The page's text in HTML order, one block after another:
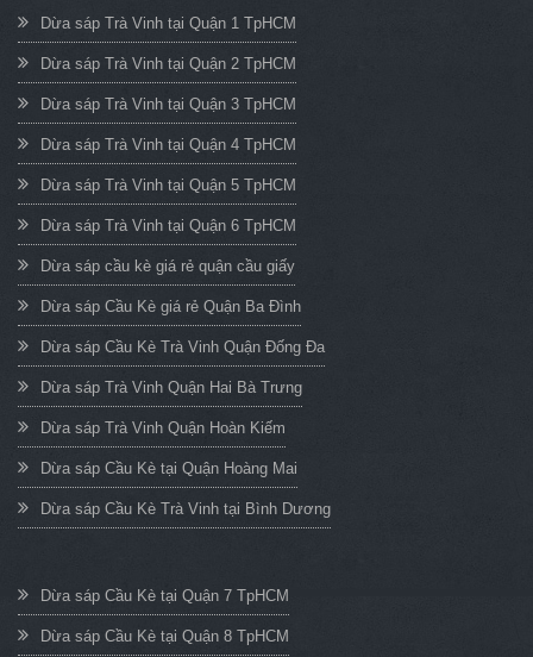
Dừa sáp Trà Vinh tại Quận 1 TpHCM
Dừa sáp Trà Vinh tại Quận 2 TpHCM
Dừa sáp Trà Vinh tại Quận 3 TpHCM
Dừa sáp Trà Vinh tại Quận 4 TpHCM
Dừa sáp Trà Vinh tại Quận 5 TpHCM
Dừa sáp Trà Vinh tại Quận 6 TpHCM
Dừa sáp cầu kè giá rẻ quận cầu giấy
Dừa sáp Cầu Kè giá rẻ Quận Ba Đình
Dừa sáp Cầu Kè Trà Vinh Quận Đống Đa
Dừa sáp Trà Vinh Quận Hai Bà Trưng
Dừa sáp Trà Vinh Quận Hoàn Kiếm
Dừa sáp Cầu Kè tại Quận Hoàng Mai
Dừa sáp Cầu Kè Trà Vinh tại Bình Dương
Dừa sáp Cầu Kè tại Quận 7 TpHCM
Dừa sáp Cầu Kè tại Quận 8 TpHCM